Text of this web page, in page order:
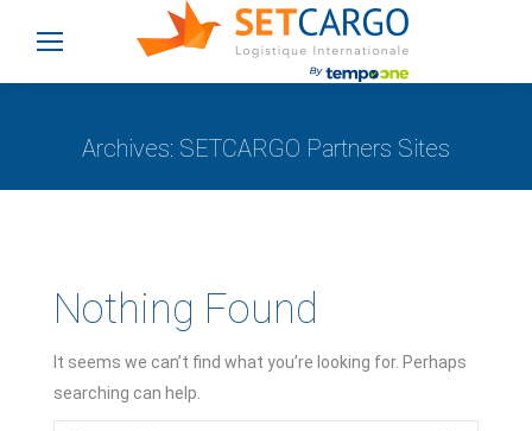
Archives: SETCARGO Partners Sites
Nothing Found
It seems we can’t find what you’re looking for. Perhaps
searching can help.